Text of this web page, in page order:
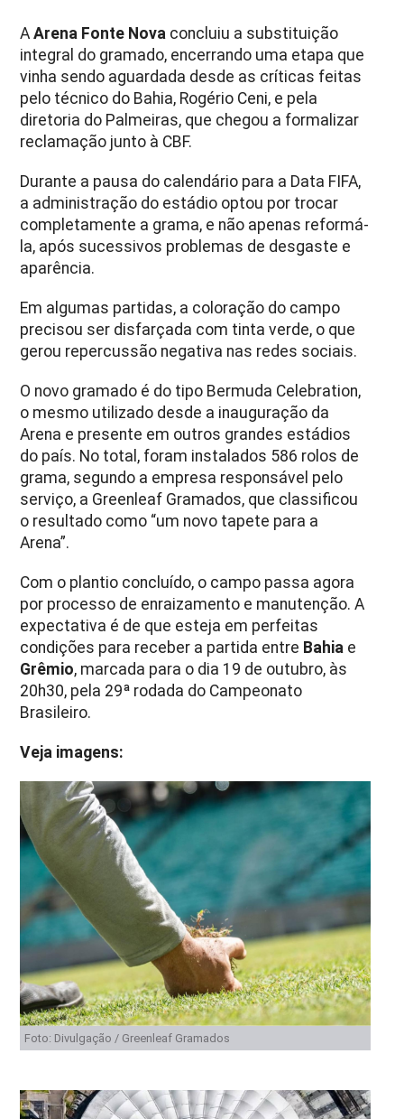
AArena Fonte Nova concluiu a substituição
integral do gramado, encerrando uma etapa que
vinha sendo aguardada desde as críticas feitas
pelo técnico do Bahia, Rogério Ceni, e pela
diretoria do Palmeiras, que chegou a formalizar
reclamação junto à CBF.
Durante a pausa do calendário para a Data FIFA,
a administração do estádio optou por trocar
completamente a grama, e não apenas reformá-
la, após sucessivos problemas de desgaste e
aparência.
Em algumas partidas, a coloração do campo
precisou ser disfarçada com tinta verde, o que
gerou repercussão negativa nas redes sociais.
O novo gramado é do tipo Bermuda Celebration,
o mesmo utilizado desde a inauguração da
Arena e presente em outros grandes estádios
do país. No total, foram instalados 586 rolos de
grama, segundo a empresa responsável pelo
serviço, a Greenleaf Gramados, que classificou
o resultado como “um novo tapete para a
Arena”.
Com o plantio concluído, o campo passa agora
por processo de enraizamento e manutenção. A
expectativa é de que esteja em perfeitas
condições para receber a partida entre Bahia e
Grêmio, marcada para o dia 19 de outubro, às
20h30, pela 29ª rodada do Campeonato
Brasileiro.
Veja imagens:
Foto: Divulgação / Greenleaf Gramados